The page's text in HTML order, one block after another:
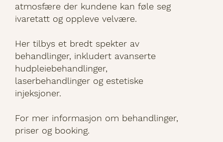
atmosfære der kundene kan føle seg
ivaretatt og oppleve velvære.
Her tilbys et bredt spekter av
behandlinger, inkludert avanserte
hudpleiebehandlinger,
laserbehandlinger og estetiske
injeksjoner.
For mer informasjon om behandlinger,
priser og booking.